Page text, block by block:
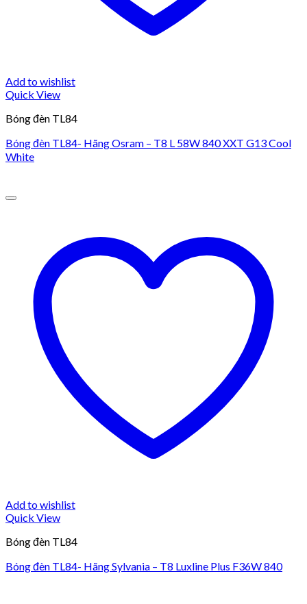
Add to wishlist
Quick View
Bóng đèn TL84
Bóng đèn TL84- Hãng Osram – T8 L 58W 840 XXT G13 Cool
White
Add to wishlist
Quick View
Bóng đèn TL84
Bóng đèn TL84- Hãng Sylvania – T8 Luxline Plus F36W 840